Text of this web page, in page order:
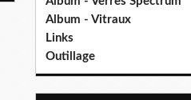
Album - Vitraux
Links
Outillage